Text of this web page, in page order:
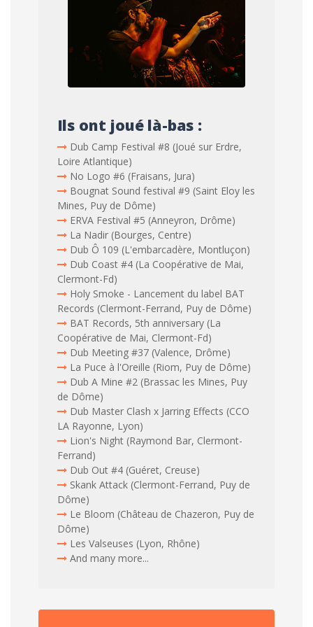
Ils ont joué là-bas :
Dub Camp Festival #8 (Joué sur Erdre,
Loire Atlantique)
No Logo #6 (Fraisans, Jura)
Bougnat Sound festival #9 (Saint Eloy les
Mines, Puy de Dôme)
ERVA Festival #5 (Anneyron, Drôme)
La Nadir (Bourges, Centre)
Dub Ô 109 (L'embarcadère, Montluçon)
Dub Coast #4 (La Coopérative de Mai,
Clermont-Fd)
Holy Smoke - Lancement du label BAT
Records (Clermont-Ferrand, Puy de Dôme)
BAT Records, 5th anniversary (La
Coopérative de Mai, Clermont-Fd)
Dub Meeting #37 (Valence, Drôme)
La Puce à l'Oreille (Riom, Puy de Dôme)
Dub A Mine #2 (Brassac les Mines, Puy
de Dôme)
Dub Master Clash x Jarring Effects (CCO
LA Rayonne, Lyon)
Lion's Night (Raymond Bar, Clermont-
Ferrand)
Dub Out #4 (Guéret, Creuse)
Skank Attack (Clermont-Ferrand, Puy de
Dôme)
Le Bloom (Château de Chazeron, Puy de
Dôme)
Les Valseuses (Lyon, Rhône)
And many more...